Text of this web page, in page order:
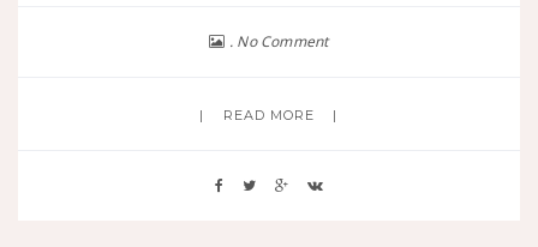
No Comment
READ MORE